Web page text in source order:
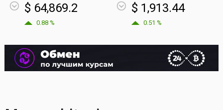
$ 64,869.2
0.88 %
$ 1,913.44
0.51 %